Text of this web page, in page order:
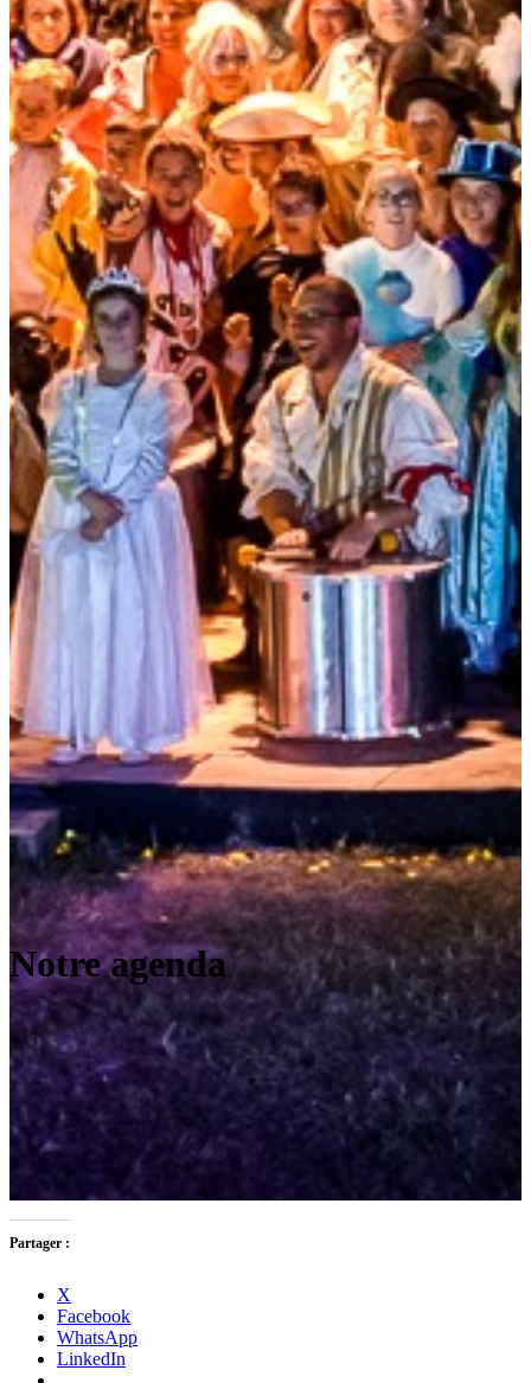
Notre agenda
Partager :
X
Facebook
WhatsApp
LinkedIn